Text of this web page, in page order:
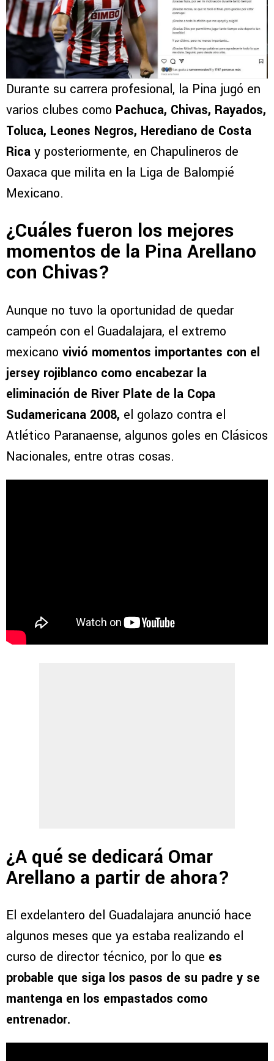
Durante su carrera profesional, la Pina jugó en
varios clubes como Pachuca, Chivas, Rayados,
Toluca, Leones Negros, Herediano de Costa
Rica y posteriormente, en Chapulineros de
Oaxaca que milita en la Liga de Balompié
Mexicano.
¿Cuáles fueron los mejores
momentos de la Pina Arellano
con Chivas?
Aunque no tuvo la oportunidad de quedar
campeón con el Guadalajara, el extremo
mexicano vivió momentos importantes con el
jersey rojiblanco como encabezar la
eliminación de River Plate de la Copa
Sudamericana 2008, el golazo contra el
Atlético Paranaense, algunos goles en Clásicos
Nacionales, entre otras cosas.
¿A qué se dedicará Omar
Arellano a partir de ahora?
El exdelantero del Guadalajara anunció hace
algunos meses que ya estaba realizando el
curso de director técnico, por lo que es
probable que siga los pasos de su padre y se
mantenga en los empastados como
entrenador.